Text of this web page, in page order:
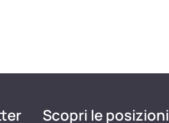
Scopri le posizioni